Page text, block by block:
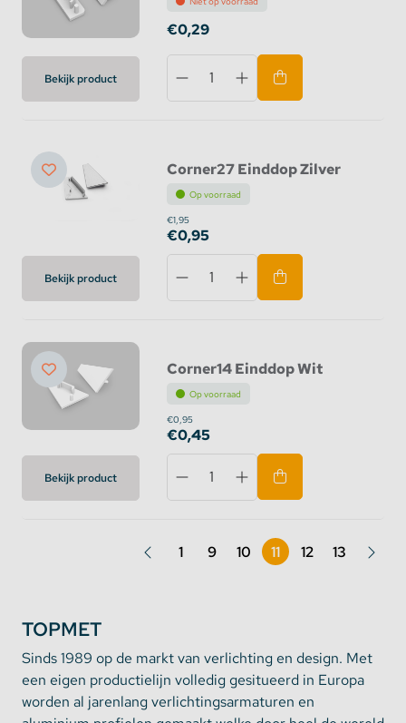
Bekijk product
€0,29
Bekijk product
Corner27 Einddop Zilver
Op voorraad
€1,95
€0,95
Bekijk product
Corner14 Einddop Wit
Op voorraad
€0,95
€0,45
1 9 10 11 12 13
TOPMET
Sinds 1989 op de markt van verlichting en design. Met
een eigen productielijn volledig gesitueerd in Europa
worden al jarenlang verlichtingsarmaturen en